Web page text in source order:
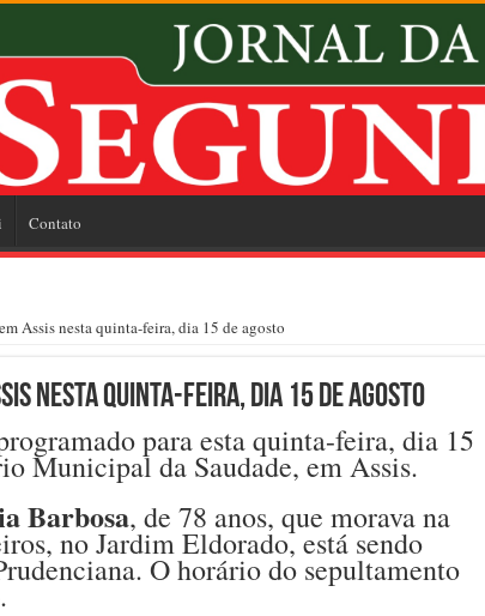
Contato
Assis nesta quinta-feira, dia 15 de agosto
nesta quinta-feira, dia 15 de agosto
para esta quinta-feira, dia 15
Municipal da Saudade, em Assis.
Barbosa, de 78 anos, que morava na
no Jardim Eldorado, está sendo
O horário do sepultamento